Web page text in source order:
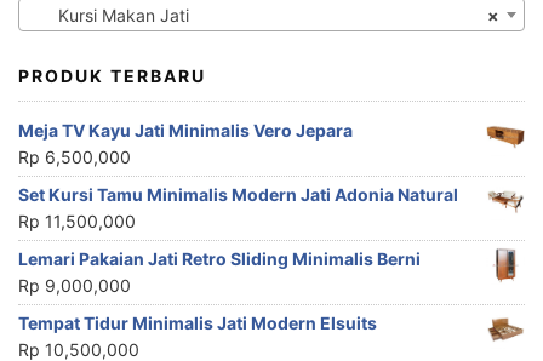
×
Kursi Makan Jati
PRODUK TERBARU
Meja TV Kayu Jati Minimalis Vero Jepara
Rp 6,500,000
Set Kursi Tamu Minimalis Modern Jati Adonia Natural
Rp 11,500,000
Lemari Pakaian Jati Retro Sliding Minimalis Berni
Rp 9,000,000
Tempat Tidur Minimalis Jati Modern Elsuits
Rp 10,500,000